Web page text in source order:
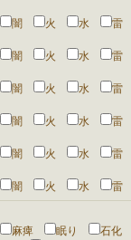
闇 火 水
闇 火 水
闇 火 水
闇 火 水
闇 火 水
闇 火 水
麻痺 眠り
石